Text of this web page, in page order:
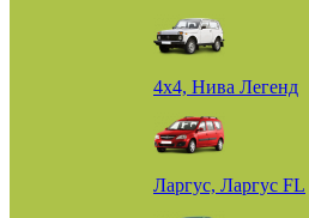
4х4, Нива Легенд
Ларгус, Ларгус FL